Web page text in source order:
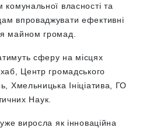
власності та
впроваджувати ефективні
майном громад.
сферу на місцях
Центр громадського
Хмельницька Ініціатива, ГО
Наук.
виросла як інноваційна